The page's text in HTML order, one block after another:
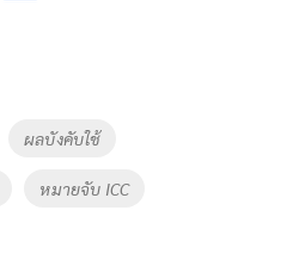
ผลบังคับใช้
หมายจับ ICC